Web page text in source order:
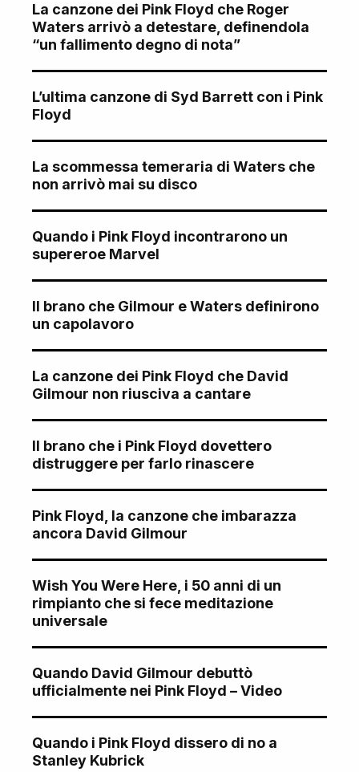
La canzone dei Pink Floyd che Roger
Waters arrivò a detestare, definendola
“un fallimento degno di nota”
L’ultima canzone di Syd Barrett con i Pink
Floyd
La scommessa temeraria di Waters che
non arrivò mai su disco
Quando i Pink Floyd incontrarono un
supereroe Marvel
Il brano che Gilmour e Waters definirono
un capolavoro
La canzone dei Pink Floyd che David
Gilmour non riusciva a cantare
Il brano che i Pink Floyd dovettero
distruggere per farlo rinascere
Pink Floyd, la canzone che imbarazza
ancora David Gilmour
Wish You Were Here, i 50 anni di un
rimpianto che si fece meditazione
universale
Quando David Gilmour debuttò
ufficialmente nei Pink Floyd – Video
Quando i Pink Floyd dissero di no a
Stanley Kubrick